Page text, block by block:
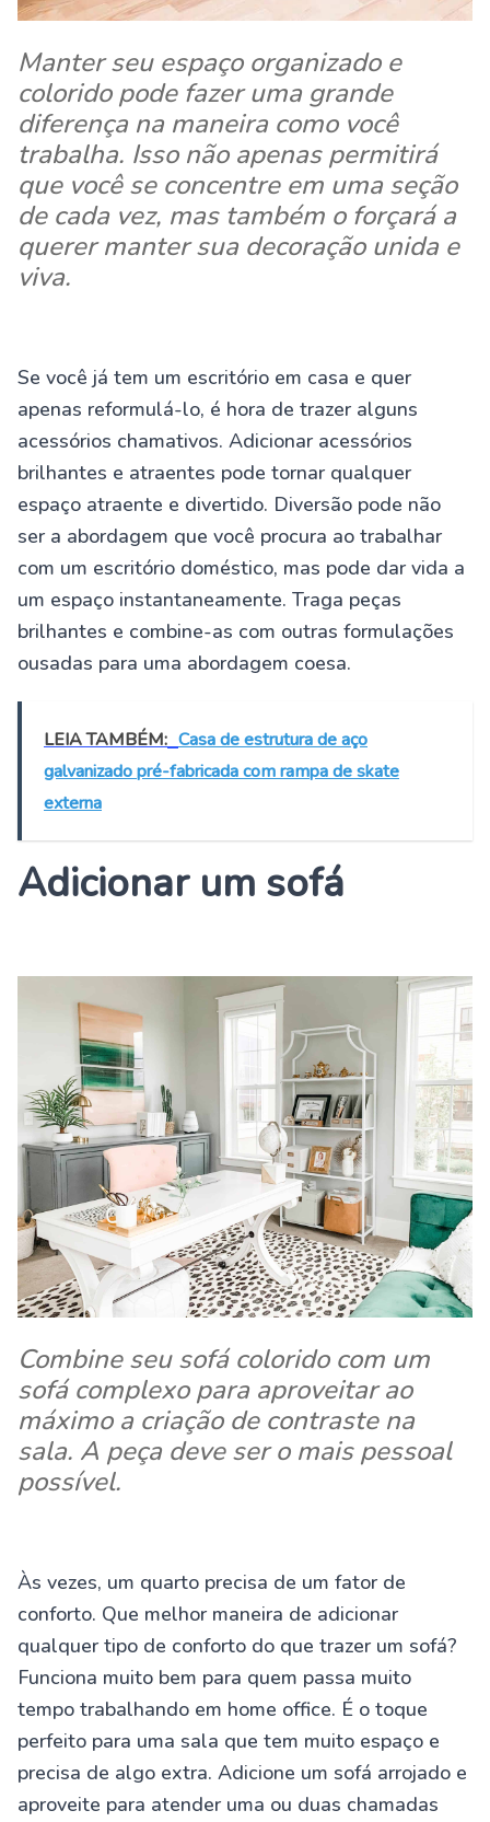
Manter seu espaço organizado e
colorido pode fazer uma grande
diferença na maneira como você
trabalha. Isso não apenas permitirá
que você se concentre em uma seção
de cada vez, mas também o forçará a
querer manter sua decoração unida e
viva.
Se você já tem um escritório em casa e quer
apenas reformulá-lo, é hora de trazer alguns
acessórios chamativos. Adicionar acessórios
brilhantes e atraentes pode tornar qualquer
espaço atraente e divertido. Diversão pode não
ser a abordagem que você procura ao trabalhar
com um escritório doméstico, mas pode dar vida a
um espaço instantaneamente. Traga peças
brilhantes e combine-as com outras formulações
ousadas para uma abordagem coesa.
LEIA TAMBÉM: Casa de estrutura de aço
galvanizado pré-fabricada com rampa de skate
externa
Adicionar um sofá
Combine seu sofá colorido com um
sofá complexo para aproveitar ao
máximo a criação de contraste na
sala. A peça deve ser o mais pessoal
possível.
Às vezes, um quarto precisa de um fator de
conforto. Que melhor maneira de adicionar
qualquer tipo de conforto do que trazer um sofá?
Funciona muito bem para quem passa muito
tempo trabalhando em home office. É o toque
perfeito para uma sala que tem muito espaço e
precisa de algo extra. Adicione um sofá arrojado e
aproveite para atender uma ou duas chamadas